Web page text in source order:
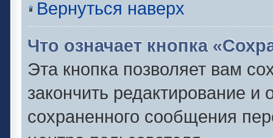
Вернуться наверх
Что означает кнопка
Эта кнопка позволяет вам
закончить редактирование и
сохраненного сообщения